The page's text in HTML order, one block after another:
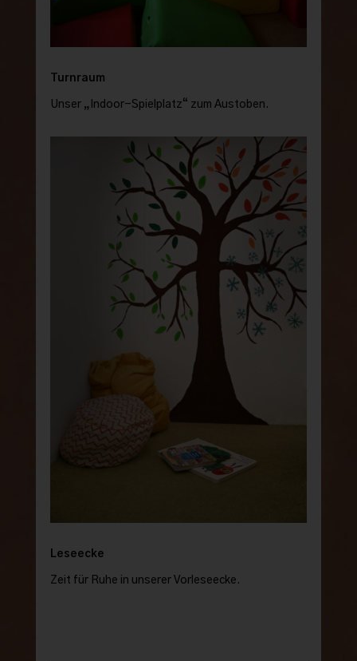
Turnraum
Unser „Indoor-Spielplatz“ zum Austoben.
Leseecke
Zeit für Ruhe in unserer Vorleseecke.